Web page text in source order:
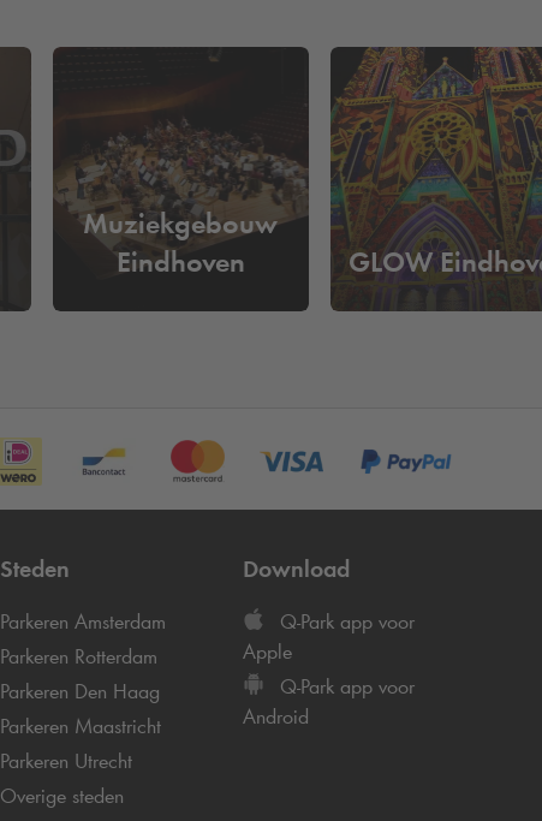
Muziekgebouw
Eindhoven
GLOW
Steden
Parkeren Amsterdam
Parkeren Rotterdam
Parkeren Den Haag
Parkeren Maastricht
Parkeren Utrecht
Overige steden
Download
Q-Park app voor
Apple
Q-Park app voor
Android